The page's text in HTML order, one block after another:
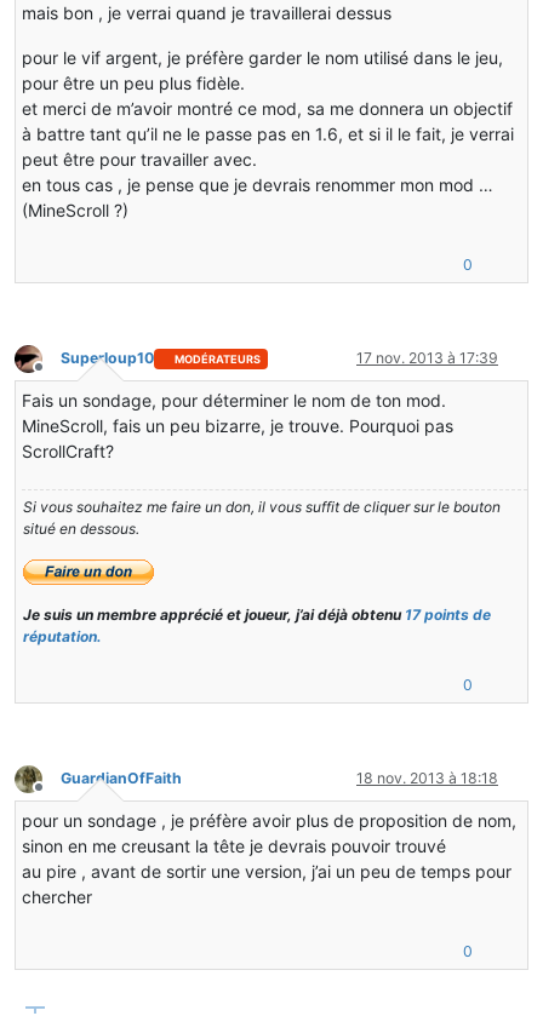
mais bon , je verrai quand je travaillerai dessus
pour le vif argent, je préfère garder le nom utilisé dans le jeu,
pour être un peu plus fidèle.
et merci de m’avoir montré ce mod, sa me donnera un objectif
à battre tant qu’il ne le passe pas en 1.6, et si il le fait, je verrai
peut être pour travailler avec.
en tous cas , je pense que je devrais renommer mon mod …
(MineScroll ?)
0
Hors-ligne
Superloup10 MODÉRATEURS 17 nov. 2013 à 17:39
Fais un sondage, pour déterminer le nom de ton mod.
MineScroll, fais un peu bizarre, je trouve. Pourquoi pas
ScrollCraft?
Si vous souhaitez me faire un don, il vous suffit de cliquer sur le bouton
situé en dessous.
Je suis un membre apprécié et joueur, j’ai déjà obtenu 17 points de
réputation.
0
Hors-ligne
GuardianOfFaith 18 nov. 2013 à 18:18
pour un sondage , je préfère avoir plus de proposition de nom,
sinon en me creusant la tête je devrais pouvoir trouvé
au pire , avant de sortir une version, j’ai un peu de temps pour
chercher
0